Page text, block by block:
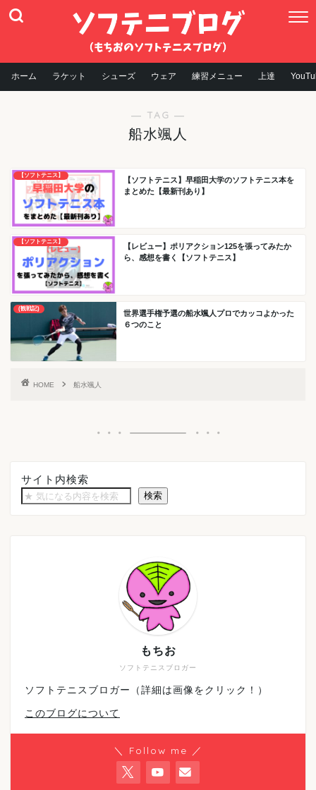
ホーム ラケット シューズ ウェア 練習メニュー 上達
― TAG ―
船水颯人
【ソフトテニス】
【ソフトテニス】早稲田大学のソフトテニス本を
まとめた【最新刊あり】
【ソフトテニス】
【レビュー】ポリアクション125を張ってみたか
ら、感想を書く【ソフトテニス】
(観戦記)
世界選手権予選の船水颯人プロでカッコよかった
６つのこと
HOME 船水颯人
サイト内検索
検索
ソフトテニスブロガー
もちお
ソフトテニスブロガー（詳細は画像をクリック！）
このブログについて
＼ Follow me ／